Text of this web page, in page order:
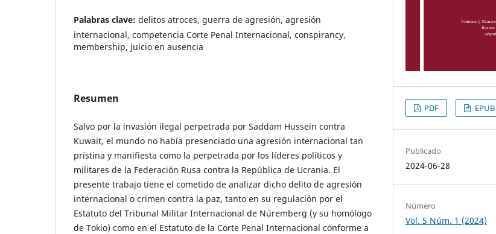
Palabras clave: delitos atroces, guerra de agresión, agresión
internacional, competencia Corte Penal Internacional, conspirancy,
membership, juicio en ausencia
Resumen
Salvo por la invasión ilegal perpetrada por Saddam Hussein contra
Kuwait, el mundo no había presenciado una agresión internacional tan
prístina y manifiesta como la perpetrada por los líderes políticos y
militares de la Federación Rusa contra la República de Ucrania. El
presente trabajo tiene el cometido de analizar dicho delito de agresión
internacional o crimen contra la paz, tanto en su regulación por el
Estatuto del Tribunal Militar Internacional de Núremberg (y su homólogo
de Tokio) como en el Estatuto de la Corte Penal Internacional conforme a
PDF EPUB
Publicado
2024-06-28
Número
Vol. 5 Núm. 1 (2024)